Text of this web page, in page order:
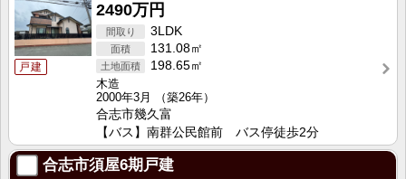
戸建
2490万円
3LDK
131.08㎡
198.65㎡
木造
2000年3月
（築26年）
合志市幾久富
【バス】南群公民館前 バス停徒歩2分
合志市須屋6期戸建